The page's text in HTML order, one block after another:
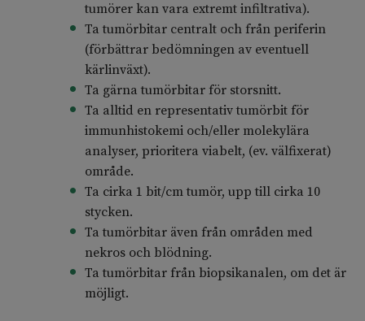
tumörer kan vara extremt infiltrativa).
Ta tumörbitar centralt och från periferin
(förbättrar bedömningen av eventuell
kärlinväxt).
Ta gärna tumörbitar för storsnitt.
Ta alltid en representativ tumörbit för
immunhistokemi och/eller molekylära
analyser, prioritera viabelt, (ev. välfixerat)
område.
Ta cirka 1 bit/cm tumör, upp till cirka 10
stycken.
Ta tumörbitar även från områden med
nekros och blödning.
Ta tumörbitar från biopsikanalen, om det är
möjligt.